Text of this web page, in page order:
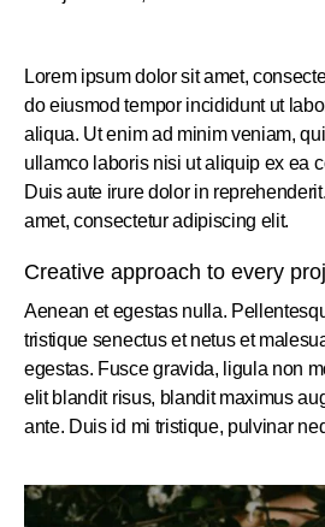
Lorem ipsum dolor sit amet,
do eiusmod tempor incididunt ut
aliqua. Ut enim ad minim veniam,
ullamco laboris nisi ut aliquip ex ea
Duis aute irure dolor in
amet, consectetur adipiscing elit.
Creative approach to every
Aenean et egestas nulla.
tristique senectus et netus et
egestas. Fusce gravida, ligula non
elit blandit risus, blandit maximus
ante. Duis id mi tristique, pulvinar